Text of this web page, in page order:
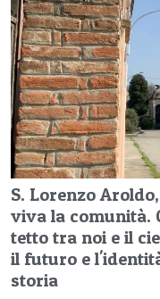
S. Lorenzo
viva la comunità.
tetto tra noi e il
il futuro e
storia